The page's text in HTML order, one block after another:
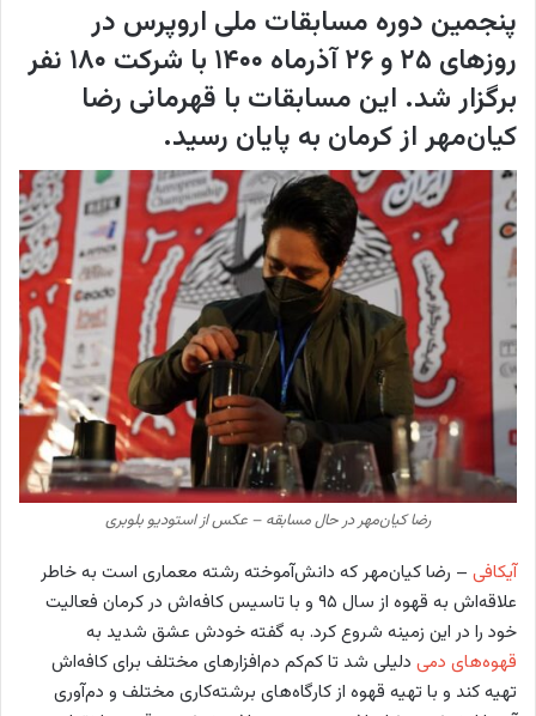
پنجمین دوره مسابقات ملی اروپرس در
روزهای ۲۵ و ۲۶ آذرماه ۱۴۰۰ با شرکت ۱۸۰ نفر
برگزار شد. این مسابقات با قهرمانی رضا
کیان‌مهر از کرمان به پایان رسید.
رضا کیان‌مهر در حال مسابقه – عکس از استودیو بلوبری
آیکافی – رضا کیان‌مهر که دانش‌آموخته رشته معماری است به خاطر
علاقه‌اش به قهوه از سال ۹۵ و با تاسیس کافه‌اش در کرمان فعالیت
خود را در این زمینه شروع کرد. به گفته خودش عشق شدید به
قهوه‌های دمی دلیلی شد تا کم‌کم دم‌افزارهای مختلف برای کافه‌اش
تهیه کند و با تهیه قهوه از کارگاه‌های برشته‌کاری مختلف و دم‌آوری